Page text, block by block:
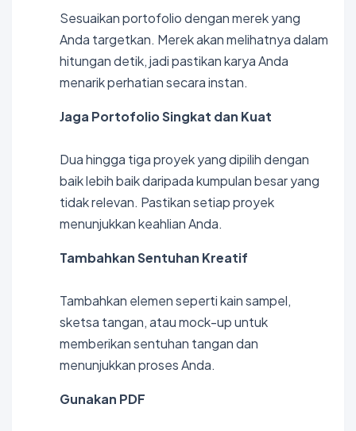
Sesuaikan portofolio dengan merek yang
Anda targetkan. Merek akan melihatnya dalam
hitungan detik, jadi pastikan karya Anda
menarik perhatian secara instan.
Jaga Portofolio Singkat dan Kuat
Dua hingga tiga proyek yang dipilih dengan
baik lebih baik daripada kumpulan besar yang
tidak relevan. Pastikan setiap proyek
menunjukkan keahlian Anda.
Tambahkan Sentuhan Kreatif
Tambahkan elemen seperti kain sampel,
sketsa tangan, atau mock-up untuk
memberikan sentuhan tangan dan
menunjukkan proses Anda.
Gunakan PDF